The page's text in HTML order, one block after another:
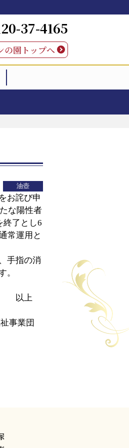
37-4165
の園トップへ
油壺
お詫び申
な陽性者
終了とし6
常運用と
手指の消
。
団